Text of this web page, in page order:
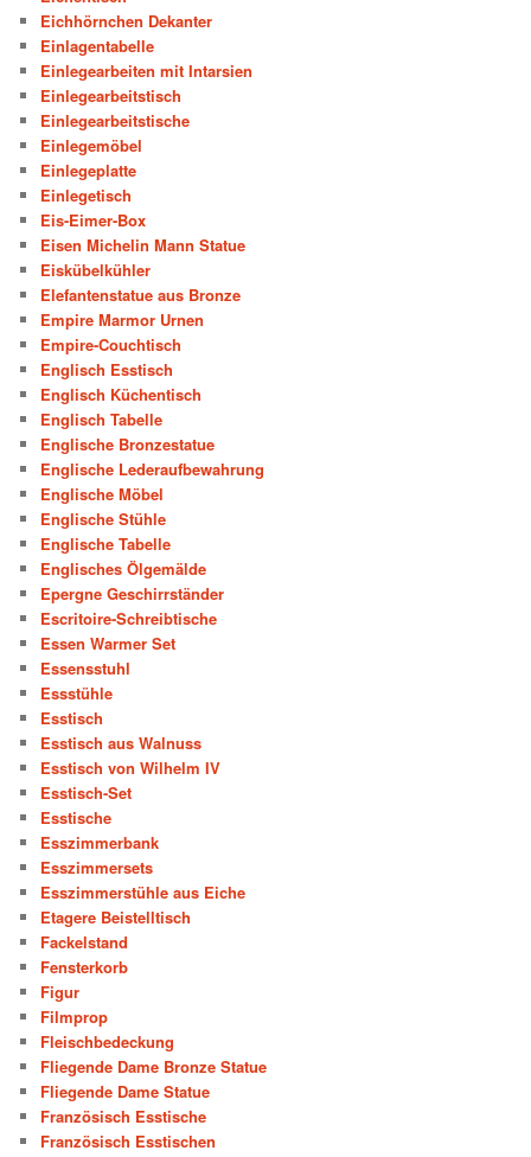
Eichhörnchen Dekanter
Einlagentabelle
Einlegearbeiten mit Intarsien
Einlegearbeitstisch
Einlegearbeitstische
Einlegemöbel
Einlegeplatte
Einlegetisch
Eis-Eimer-Box
Eisen Michelin Mann Statue
Eiskübelkühler
Elefantenstatue aus Bronze
Empire Marmor Urnen
Empire-Couchtisch
Englisch Esstisch
Englisch Küchentisch
Englisch Tabelle
Englische Bronzestatue
Englische Lederaufbewahrung
Englische Möbel
Englische Stühle
Englische Tabelle
Englisches Ölgemälde
Epergne Geschirrständer
Escritoire-Schreibtische
Essen Warmer Set
Essensstuhl
Essstühle
Esstisch
Esstisch aus Walnuss
Esstisch von Wilhelm IV
Esstisch-Set
Esstische
Esszimmerbank
Esszimmersets
Esszimmerstühle aus Eiche
Etagere Beistelltisch
Fackelstand
Fensterkorb
Figur
Filmprop
Fleischbedeckung
Fliegende Dame Bronze Statue
Fliegende Dame Statue
Französisch Esstische
Französisch Esstischen